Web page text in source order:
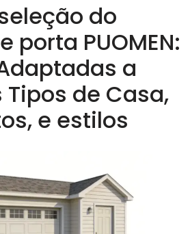
do
porta PUOMEN:
a
de Casa,
e estilos